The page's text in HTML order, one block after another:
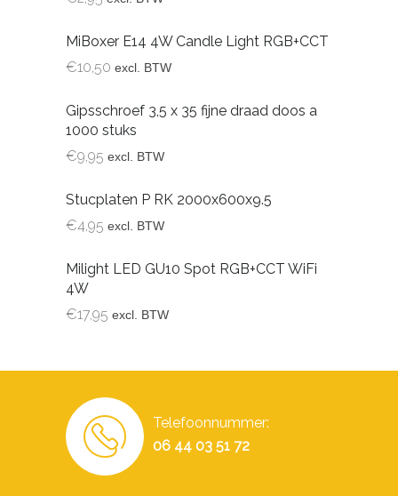
MiBoxer E14 4W Candle Light RGB+CCT
€10,50 excl. BTW
Gipsschroef 3,5 x 35 fijne draad doos a
1000 stuks
€9,95 excl. BTW
Stucplaten P RK 2000x600x9.5
€4,95 excl. BTW
Milight LED GU10 Spot RGB+CCT WiFi
4W
€17,95 excl. BTW
Telefoonnummer:
06 44 03 51 72